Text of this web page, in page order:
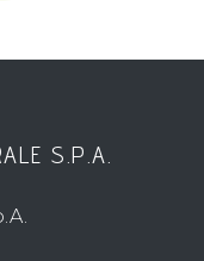
S.P.A.